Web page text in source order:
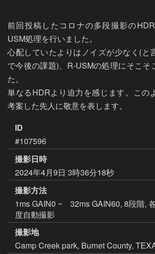
前回投稿したコロナの多段撮影の
USM処理を行いました。
心配していたよりはノイズが少なく(と
で今後の課題)、R-USMの処理にそこそ
た。
単なるHDRより迫力を感じます。この
考案した先人に敬意を表します。
ID
#107596
撮影日時
2024年4月9日 3時36分18秒
撮影方法
1ms GAIN0 ~ 32ms GAIN60, 8段階,
度自動撮影
撮影地
Camp Creek park, Burnet County,